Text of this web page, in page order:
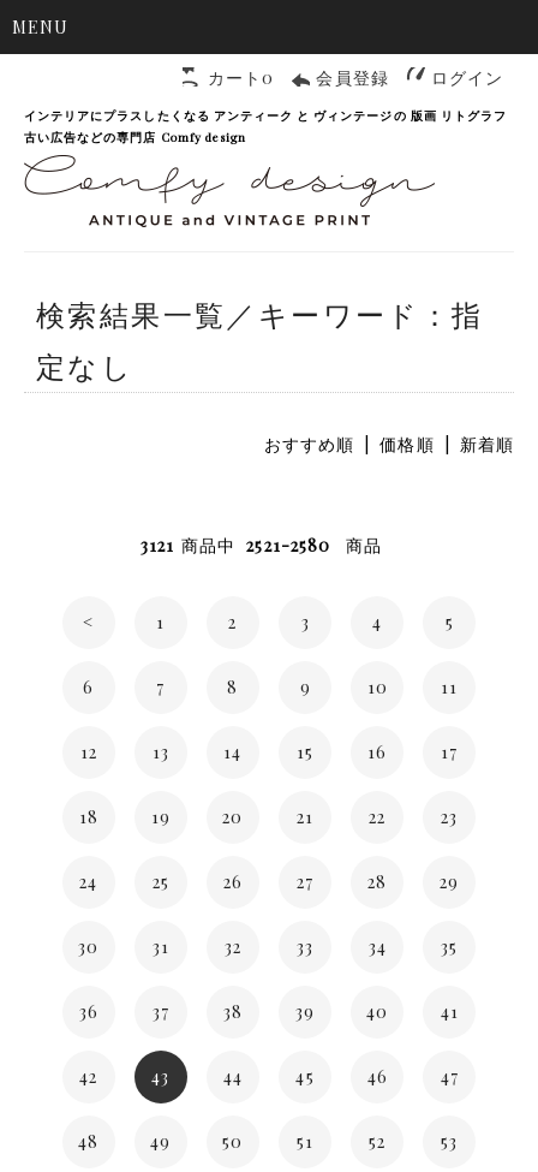
MENU
カート0 会員登録 ログイン
インテリアにプラスしたくなる アンティーク と ヴィンテージの 版画 リトグラフ
古い広告などの専門店 Comfy design
検索結果一覧／キーワード：指
定なし
おすすめ順 |価格順 | 新着順
3121 商品中 2521-2580 商品
< 1 2 3 4 5
6 7 8 9 10 11
12 13 14 15 16 17
18 19 20 21 22 23
24 25 26 27 28 29
30 31 32 33 34 35
36 37 38 39 40 41
42 43 44 45 46 47
48 49 50 51 52 53